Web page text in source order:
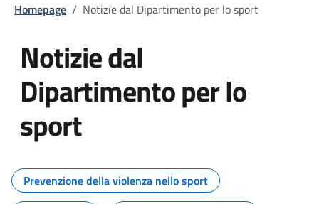
Homepage / Notizie dal Dipartimento per lo sport
Notizie dal
Dipartimento per lo
sport
Tutti i contenuti della pagina
Prevenzione della violenza nello sport